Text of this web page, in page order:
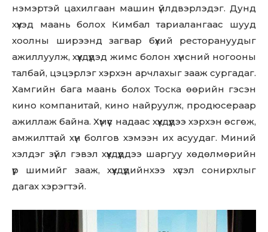
нэмэртэй цахилгаан машин үйлдвэрлэдэг. Дунд
хүүхэд маань болох Кимбал тариалангаас шууд
хоолны ширээнд загвар бүхий ресторануудыг
ажиллуулж, хүүхдүүдэд жимс болон хүнсний ногооны
талбай, цэцэрлэг хэрхэн арчлахыг зааж сургадаг.
Хамгийн бага маань болох Тоска өөрийн гэсэн
кино компанитай, кино найруулж, продюсераар
ажиллаж байна. Хүмүүс надаас хүүхдүүдээ хэрхэн өсгөж,
амжилттай хүн болгов хэмээн их асуудаг. Миний
хэлдэг зүйл гэвэл хүүхдүүддээ шаргуу хөдөлмөрийн
үр шимийг зааж, хүүхдүүдийнхээ хүсэл сонирхлыг
дагах хэрэгтэй.